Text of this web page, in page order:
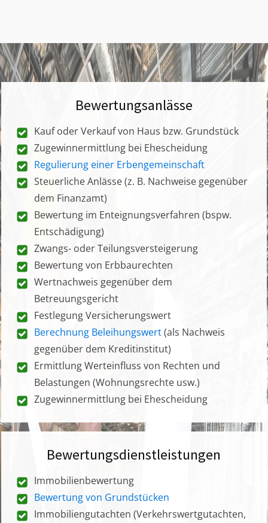
Bewertungsanlässe
Kauf oder Verkauf von Haus bzw. Grundstück
Zugewinnermittlung bei Ehescheidung
Regulierung einer Erbengemeinschaft
Steuerliche Anlässe (z. B. Nachweise gegenüber
dem Finanzamt)
Bewertung im Enteignungsverfahren (bspw.
Entschädigung)
Zwangs- oder Teilungsversteigerung
Bewertung von Erbbaurechten
Wertnachweis gegenüber dem
Betreuungsgericht
Festlegung Versicherungswert
Berechnung Beleihungswert(als Nachweis
gegenüber dem Kreditinstitut)
Ermittlung Werteinfluss von Rechten und
Belastungen (Wohnungsrechte usw.)
Zugewinnermittlung bei Ehescheidung
Bewertungsdienstleistungen
Immobilienbewertung
Bewertung von Grundstücken
Immobiliengutachten (Verkehrswertgutachten,